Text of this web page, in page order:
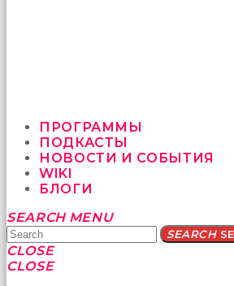
ПРОГРАММЫ
ПОДКАСТЫ
НОВОСТИ И СОБЫТИЯ
WIKI
БЛОГИ
Yatağa
bile
geçmeye
fırsat
SEARCH MENU
SEARCH
CLOSE
CLOSE